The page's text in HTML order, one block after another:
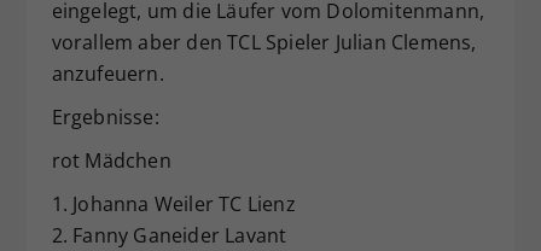
eingelegt, um die Läufer vom Dolomitenmann,
vorallem aber den TCL Spieler Julian Clemens,
anzufeuern.
Ergebnisse:
rot Mädchen
1. Johanna Weiler TC Lienz
2. Fanny Ganeider Lavant
Zweck
Dieser Wert speichert Ihre Consent-
Einstellungen. Unter anderem eine
Webseiten-Betreiber dies eingestellt